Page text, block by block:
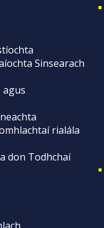
Sinsearach
agus
rialála
don Todhchaí